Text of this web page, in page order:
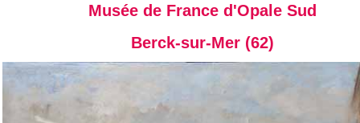
Musée de France d'Opale Sud
Berck-sur-Mer (62)